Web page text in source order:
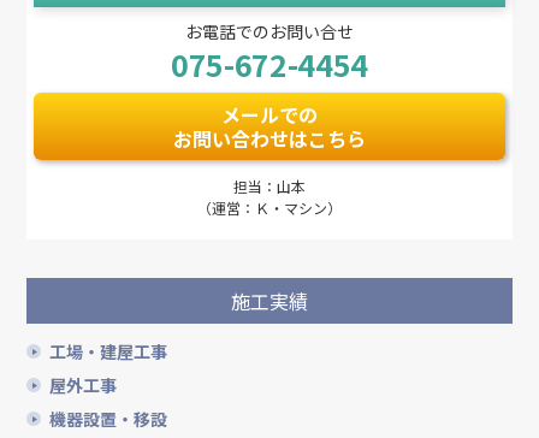
お電話でのお問い合せ
075-672-4454
メールでの
お問い合わせはこちら
担当：山本
（運営：Ｋ・マシン）
施工実績
工場・建屋工事
屋外工事
機器設置・移設